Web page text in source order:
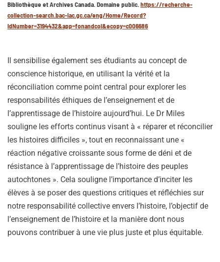
Bibliothèque et Archives Canada. Domaine public.https://recherche-
collection-search.bac-lac.gc.ca/eng/Home/Record?
IdNumber=3194432&app=fonandcol&ecopy=c006686
Il sensibilise également ses étudiants au concept de
conscience historique, en utilisant la vérité et la
réconciliation comme point central pour explorer les
responsabilités éthiques de l’enseignement et de
l’apprentissage de l’histoire aujourd’hui. Le Dr Miles
souligne les efforts continus visant à « réparer et réconcilier
les histoires difficiles », tout en reconnaissant une «
réaction négative croissante sous forme de déni et de
résistance à l’apprentissage de l’histoire des peuples
autochtones ». Cela souligne l’importance d’inciter les
élèves à se poser des questions critiques et réfléchies sur
notre responsabilité collective envers l’histoire, l’objectif de
l’enseignement de l’histoire et la manière dont nous
pouvons contribuer à une vie plus juste et plus équitable.